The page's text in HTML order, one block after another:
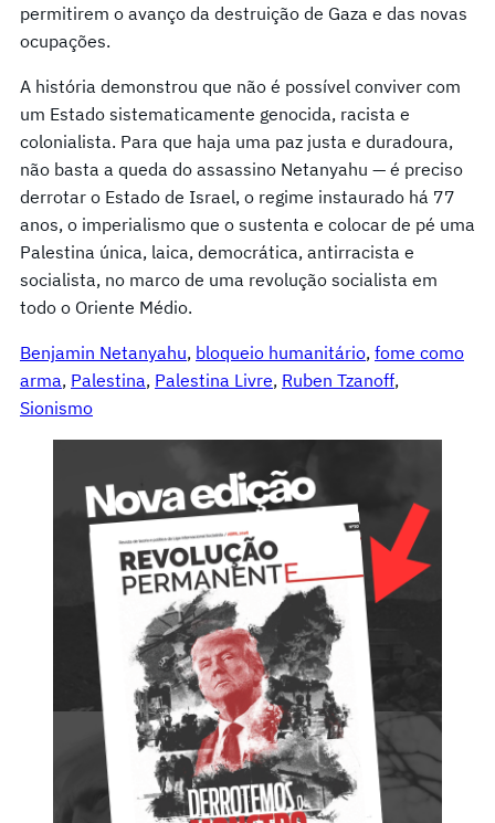
permitirem o avanço da destruição de Gaza e das novas
ocupações.
A história demonstrou que não é possível conviver com
um Estado sistematicamente genocida, racista e
colonialista. Para que haja uma paz justa e duradoura,
não basta a queda do assassino Netanyahu — é preciso
derrotar o Estado de Israel, o regime instaurado há 77
anos, o imperialismo que o sustenta e colocar de pé uma
Palestina única, laica, democrática, antirracista e
socialista, no marco de uma revolução socialista em
todo o Oriente Médio.
Benjamin Netanyahu, bloqueio humanitário, fome como
arma, Palestina, Palestina Livre, Ruben Tzanoff
Sionismo